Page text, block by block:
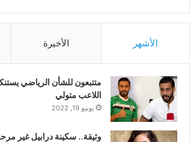
الأشهر الأخيرة
متتبعون للشأن الرياضي
اللاعب متولي
يونيو 19, 2022
وثيقة.. سكينة درابيل غير